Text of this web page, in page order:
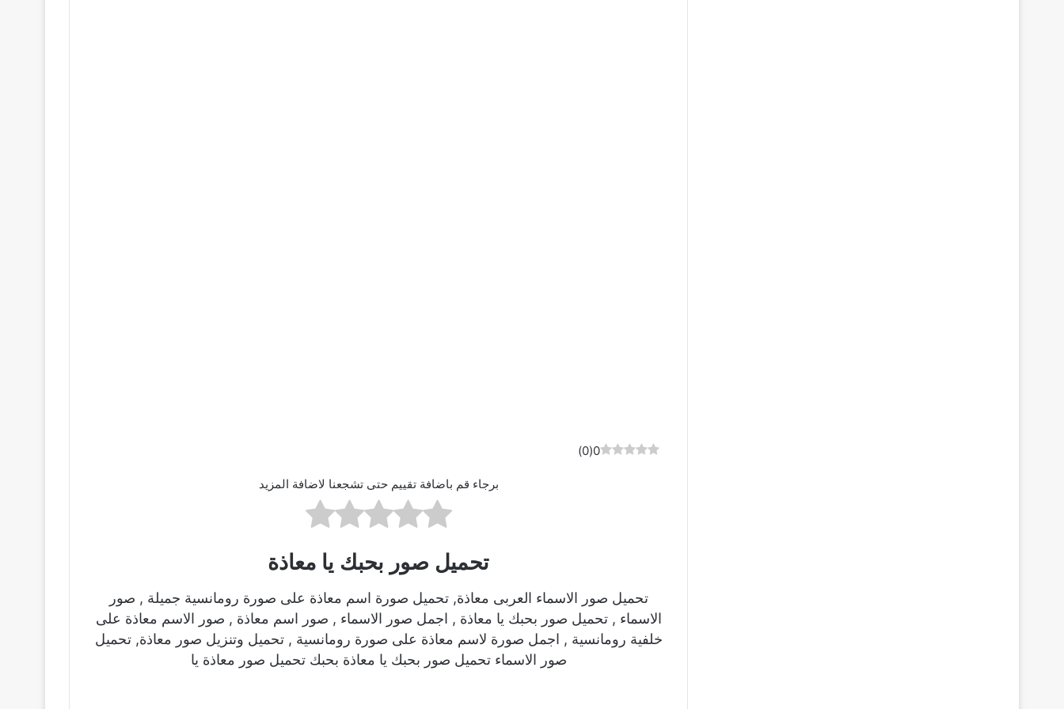
0
(
0
)
برجاء قم باضافة تقييم حتى تشجعنا لاضافة المزيد
تحميل صور بحبك يا معاذة
تحميل صور الاسماء العربى معاذة, تحميل صورة اسم معاذة على صورة رومانسية جميلة , صور
الاسماء , تحميل صور بحبك يا معاذة , اجمل صور الاسماء , صور اسم معاذة , صور الاسم معاذة على
خلفية رومانسية , اجمل صورة لاسم معاذة على صورة رومانسية , تحميل وتنزيل صور معاذة, تحميل
صور الاسماء تحميل صور بحبك يا معاذة بحبك تحميل صور معاذة يا